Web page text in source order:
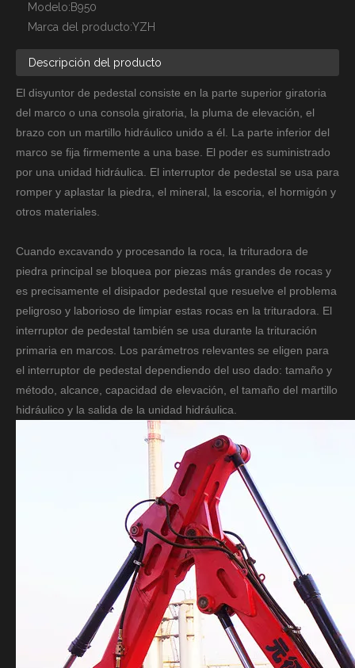
Modelo:B950
Marca del producto:YZH
Descripción del producto
El disyuntor de pedestal consiste en la parte superior giratoria
del marco o una consola giratoria, la pluma de elevación, el
brazo con un martillo hidráulico unido a él. La parte inferior del
marco se fija firmemente a una base. El poder es suministrado
por una unidad hidráulica. El interruptor de pedestal se usa para
romper y aplastar la piedra, el mineral, la escoria, el hormigón y
otros materiales.
Cuando excavando y procesando la roca, la trituradora de
piedra principal se bloquea por piezas más grandes de rocas y
es precisamente el disipador pedestal que resuelve el problema
peligroso y laborioso de limpiar estas rocas en la trituradora. El
interruptor de pedestal también se usa durante la trituración
primaria en marcos. Los parámetros relevantes se eligen para
el interruptor de pedestal dependiendo del uso dado: tamaño y
método, alcance, capacidad de elevación, el tamaño del martillo
hidráulico y la salida de la unidad hidráulica.